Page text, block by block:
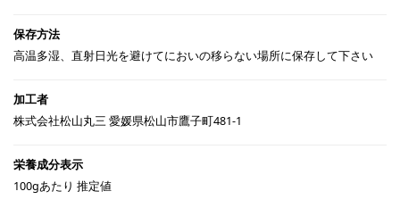
高温多湿、直射日光を避けてにおいの移らない場所に保存して下さい
株式会社松山丸三 愛媛県松山市鷹子町481-1
100gあたり 推定値